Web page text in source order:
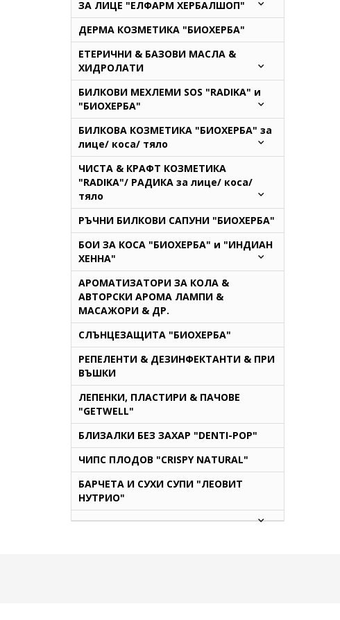
ЗА ЛИЦЕ "ЕЛФАРМ ХЕРБАЛШОП"
ДЕРМА КОЗМЕТИКА "БИОХЕРБА"
ЕТЕРИЧНИ & БАЗОВИ МАСЛА &
ХИДРОЛАТИ
БИЛКОВИ МЕХЛЕМИ SOS "RADIKA" и
"БИОХЕРБА"
БИЛКОВА КОЗМЕТИКА "БИОХЕРБА" за
лице/ коса/ тяло
ЧИСТА & КРАФТ КОЗМЕТИКА
"RADIKA"/ РАДИКА за лице/ коса/
тяло
РЪЧНИ БИЛКОВИ САПУНИ "БИОХЕРБА"
БОИ ЗА КОСА "БИОХЕРБА" и "ИНДИАН
ХЕННА"
АРОМАТИЗАТОРИ ЗА КОЛА &
АВТОРСКИ АРОМА ЛАМПИ &
МАСАЖОРИ & ДР.
СЛЪНЦЕЗАЩИТА "БИОХЕРБА"
РЕПЕЛЕНТИ & ДЕЗИНФЕКТАНТИ & ПРИ
ВЪШКИ
ЛЕПЕНКИ, ПЛАСТИРИ & ПАЧОВЕ
"GETWELL"
БЛИЗАЛКИ БЕЗ ЗАХАР "DENTI-POP"
ЧИПС ПЛОДОВ "CRISPY NATURAL"
БАРЧЕТА И СУХИ СУПИ "ЛЕОВИТ
НУТРИО"